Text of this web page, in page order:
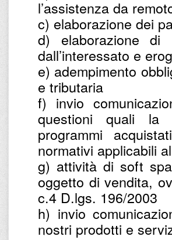
l’assistenza da
c) elaborazione dei
d) elaborazione di
dall’interessato e
e) adempimento
e tributaria
f) invio
questioni quali la
programmi
normativi applicabili
g) attività di soft
oggetto di vendita,
c.4 D.lgs. 196/2003
h) invio
nostri prodotti e